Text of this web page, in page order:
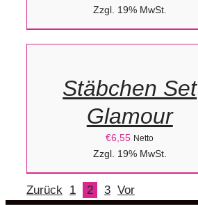
Zzgl. 19% MwSt.
DEN
DETAILSStäbchen Set
Glamour
€6,55 Netto
Zzgl. 19% MwSt.
Zurück 1 2 3 Vor